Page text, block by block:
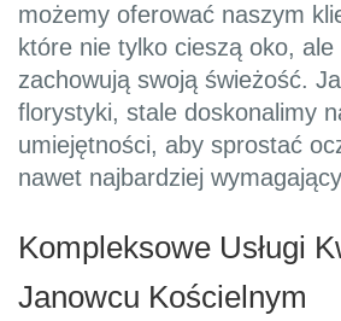
możemy oferować naszym
które nie tylko cieszą oko, ale
zachowują swoją świeżość.
florystyki, stale doskonalimy
umiejętności, aby sprostać
nawet najbardziej
Kompleksowe Usługi
Janowcu Kościelnym